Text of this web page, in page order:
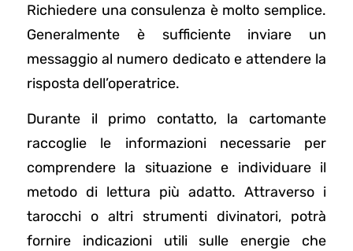
Richiedere una consulenza è molto semplice.
Generalmente è sufficiente inviare un
messaggio al numero dedicato e attendere la
risposta dell’operatrice.
Durante il primo contatto, la cartomante
raccoglie le informazioni necessarie per
comprendere la situazione e individuare il
metodo di lettura più adatto. Attraverso i
tarocchi o altri strumenti divinatori, potrà
fornire indicazioni utili sulle energie che